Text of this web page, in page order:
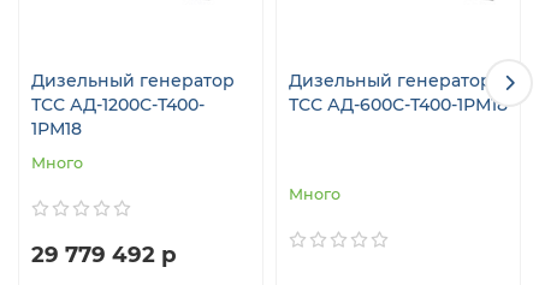
Дизельный генератор
ТСС АД-1200С-Т400-
1РМ18
Много
29 779 492 р
Дизельный генератор
ТСС АД-600С-Т400-1РМ18
Много